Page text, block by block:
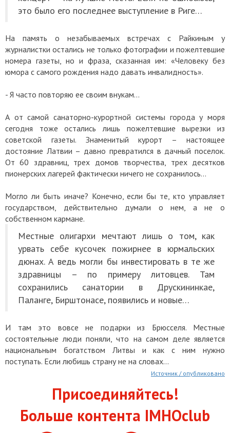
это было его последнее выступление в Риге…
На память о незабываемых встречах с Райкиным у
журналистки остались не только фотографии и пожелтевшие
номера газеты, но и фраза, сказанная им: «Человеку без
юмора с самого рождения надо давать инвалидность».
- Я часто повторяю ее своим внукам…
А от самой санаторно-курортной системы города у моря
сегодня тоже остались лишь пожелтевшие вырезки из
советской газеты. Знаменитый курорт – настоящее
достояние Латвии – давно превратился в дачный поселок.
От 60 здравниц, трех домов творчества, трех десятков
пионерских лагерей фактически ничего не сохранилось...
Могло ли быть иначе? Конечно, если бы те, кто управляет
государством, действительно думали о нем, а не о
собственном кармане.
Местные олигархи мечтают лишь о том, как
урвать себе кусочек пожирнее в юрмальских
дюнах. А ведь могли бы инвестировать в те же
здравницы – по примеру литовцев. Там
сохранились санатории в Друскининкае,
Паланге, Бирштонасе, появились и новые…
И там это вовсе не подарки из Брюсселя. Местные
состоятельные люди поняли, что на самом деле является
национальным богатством Литвы и как с ним нужно
поступать. Если любишь страну не на словах...
Источник / опубликовано
Присоединяйтесь!
Больше контента IMHOclub